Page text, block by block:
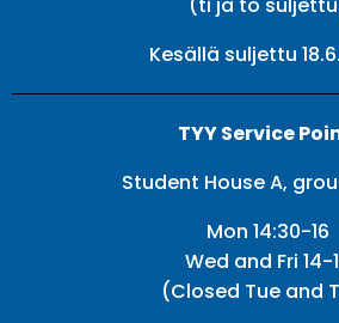
Kesällä suljettu
TYY Service
Student House A,
Mon 14:30-16
Wed and Fri 14-
(Closed Tue and